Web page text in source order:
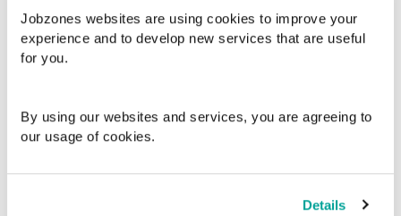
Jobzones websites are using cookies to improve your
experience and to develop new services that are useful
for you.
By using our websites and services, you are agreeing to
our usage of cookies.
Details
tjenesteleverandør innen Helse- og
Omsorgssektoren, med hovedkontor i Oslo. Nordic
Care er spesialister på formidling av
spesialisthelsetjenesten, hvorpå selskapet har
rammeavtaler med over 100 kommuner og
rekrutterings- og bemanningstjenester, har
selskapet også et tydelig tjenestetilbud med